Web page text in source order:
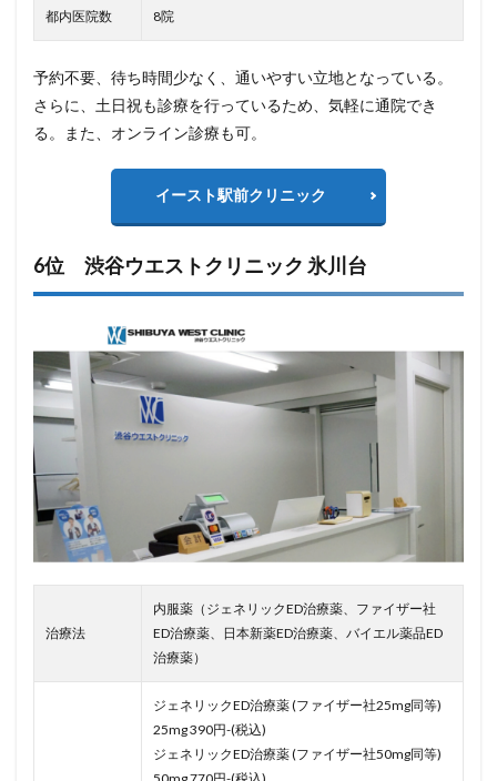
都内医院数 8院
予約不要、待ち時間少なく、通いやすい立地となっている。
さらに、土日祝も診療を行っているため、気軽に通院でき
る。また、オンライン診療も可。
イースト駅前クリニック
6位 渋谷ウエストクリニック 氷川台
治療法
内服薬（ジェネリックED治療薬、ファイザー社
ED治療薬、日本新薬ED治療薬、バイエル薬品ED
治療薬）
ジェネリックED治療薬 (ファイザー社25mg同等)
25mg 390円-(税込)
ジェネリックED治療薬 (ファイザー社50mg同等)